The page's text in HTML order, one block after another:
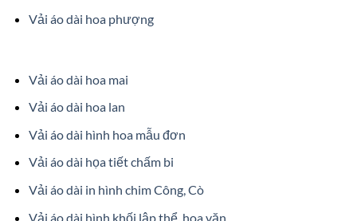
Vải áo dài hoa phượng
Vải áo dài hoa mai
Vải áo dài hoa lan
Vải áo dài hình hoa mẫu đơn
Vải áo dài họa tiết chấm bi
Vải áo dài in hình chim Công, Cò
Vải áo dài hình khối lập thể, hoa văn